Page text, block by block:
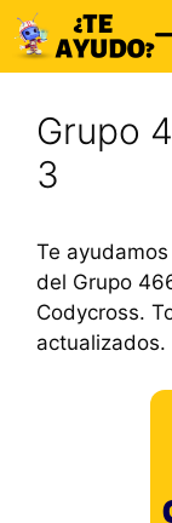
Saltar
al
contenido
Grupo
3
Te
del Grupo
Codycross.
actualizados.